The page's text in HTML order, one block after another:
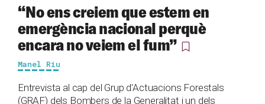
“No ens creiem que estem en
emergència nacional perquè
encara no veiem el fum”
Manel Riu
Entrevista al cap del Grup d'Actuacions Forestals
(GRAF) dels Bombers de la Generalitat i un dels